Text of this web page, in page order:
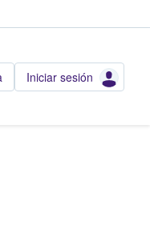
Iniciar sesión